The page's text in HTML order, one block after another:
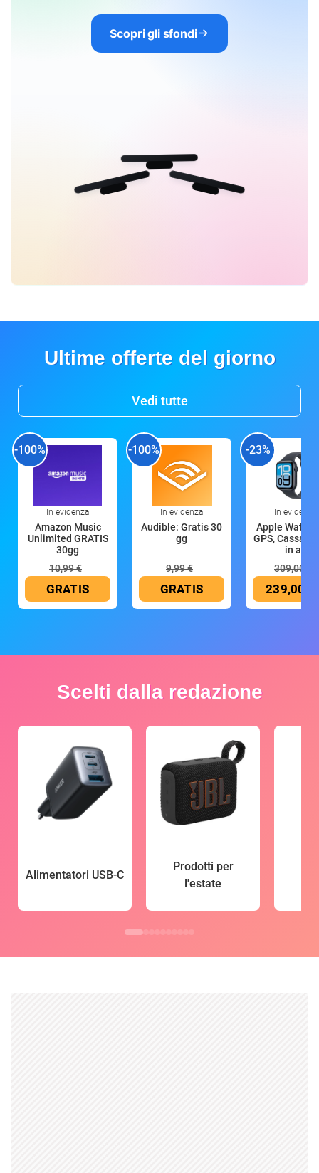
Scopri gli sfondi
Ultime offerte del giorno
Vedi tutte
-100%
In evidenza
Amazon Music
Unlimited GRATIS
30gg
10,99 €
GRATIS
-100%
In evidenza
Audible: Gratis 30
gg
9,99 €
GRATIS
-23%
In evidenza
Apple Watch
GPS, Cassa
in all
309,00 €
239,00 €
Scelti dalla redazione
Alimentatori USB-C
Prodotti per
l'estate